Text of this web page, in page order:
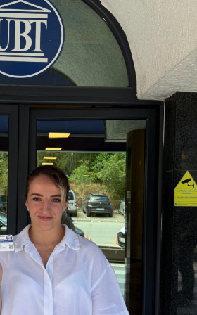
finales. Megjithatë, FIFA i ka mohuar
është që FIFA tashmë e ka
ngushtë me FIFA-n dhe kemi
Nga FIFA kanë qenë të qartë
Do të vazhdojmë punën, sepse
finalja e Botërorit duhet të zhvillohet